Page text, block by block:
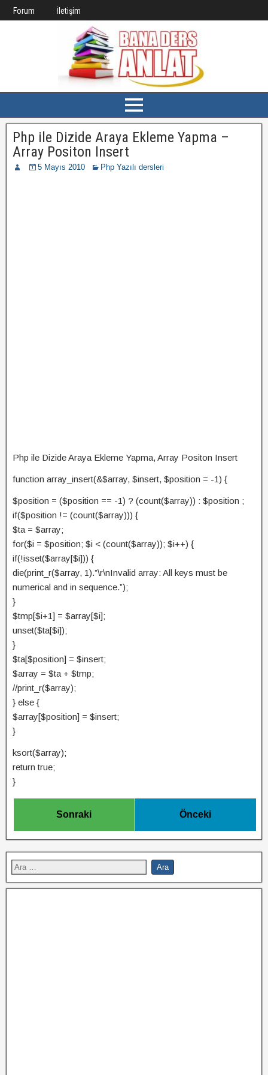
Forum İletişim
Php ile Dizide Araya Ekleme Yapma –
Array Positon Insert
5 Mayıs 2010 Php Yazılı dersleri
Php ile Dizide Araya Ekleme Yapma, Array Positon Insert
function array_insert(&$array, $insert, $position = -1) {
$position = ($position == -1) ? (count($array)) : $position ;
if($position != (count($array))) {
$ta = $array;
for($i = $position; $i < (count($array)); $i++) {
if(!isset($array[$i])) {
die(print_r($array, 1).”\r\nInvalid array: All keys must be
numerical and in sequence.”);
}
$tmp[$i+1] = $array[$i];
unset($ta[$i]);
}
$ta[$position] = $insert;
$array = $ta + $tmp;
//print_r($array);
} else {
$array[$position] = $insert;
}
ksort($array);
return true;
}
Sonraki Önceki